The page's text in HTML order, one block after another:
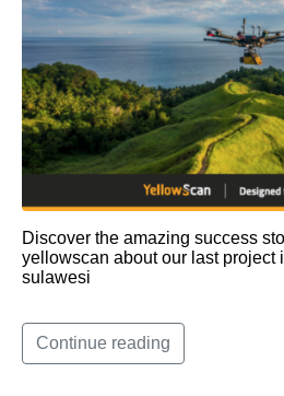
Discover the amazing success
yellowscan about our last project
sulawesi
Continue reading